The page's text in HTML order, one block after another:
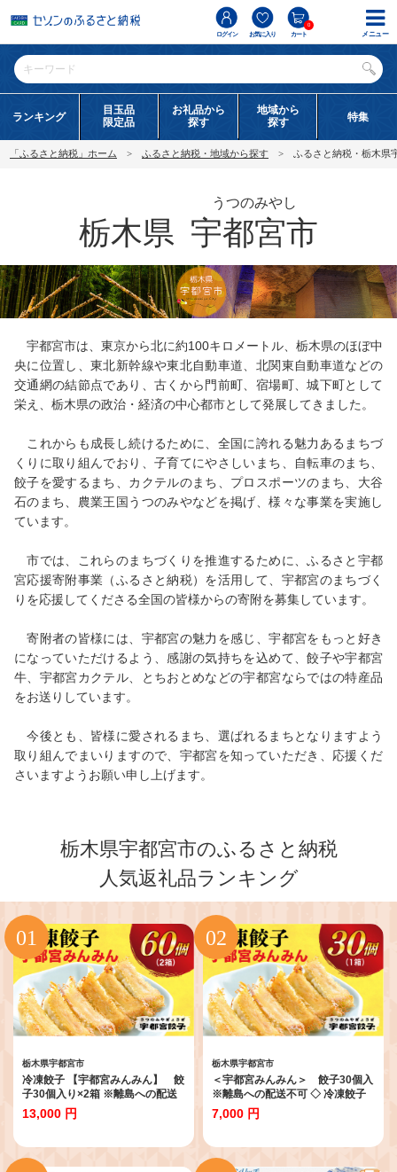
ログイン お気に入り カート
0
ランキング
目玉品
限定品
お礼品から
探す
地域から
探す
特集
「ふるさと納税」ホーム ふるさと納税・地域から探す ふるさと納税・栃木県
栃木県 宇都宮市
うつのみやし
宇都宮市は、東京から北に約100キロメートル、栃木県のほぼ中
央に位置し、東北新幹線や東北自動車道、北関東自動車道などの
交通網の結節点であり、古くから門前町、宿場町、城下町として
栄え、栃木県の政治・経済の中心都市として発展してきました。
これからも成長し続けるために、全国に誇れる魅力あるまちづ
くりに取り組んでおり、子育てにやさしいまち、自転車のまち、
餃子を愛するまち、カクテルのまち、プロスポーツのまち、大谷
石のまち、農業王国うつのみやなどを掲げ、様々な事業を実施し
ています。
市では、これらのまちづくりを推進するために、ふるさと宇都
宮応援寄附事業（ふるさと納税）を活用して、宇都宮のまちづく
りを応援してくださる全国の皆様からの寄附を募集しています。
寄附者の皆様には、宇都宮の魅力を感じ、宇都宮をもっと好き
になっていただけるよう、感謝の気持ちを込めて、餃子や宇都宮
牛、宇都宮カクテル、とちおとめなどの宇都宮ならではの特産品
をお送りしています。
今後とも、皆様に愛されるまち、選ばれるまちとなりますよう
取り組んでまいりますので、宇都宮を知っていただき、応援くだ
さいますようお願い申し上げます。
栃木県宇都宮市のふるさと納税
人気返礼品ランキング
栃木県宇都宮市
冷凍餃子 【宇都宮みんみん】 餃
子30個入り×2箱 ※離島への配送
不可 ◇ | 餃子 冷凍餃子 冷凍 ぎょ
うざ ギョーザ ギョウザ 惣菜 中華
豚肉餃子 国産野菜餃子 有名店 人
気餃子 名物餃子 行列 お取り寄せ
13,000 円
栃木県宇都宮市
＜宇都宮みんみん＞ 餃子30個入
※離島への配送不可 ◇ 冷凍餃子
＜宇都宮みんみん＞ 餃子30個入
※離島への配送不可 ◇ | 餃子 冷凍
ウザ 惣菜 中華 冷凍食品 焼き餃子
国産豚肉餃子 豚肉餃子 国産野菜
7,000 円
メニュー